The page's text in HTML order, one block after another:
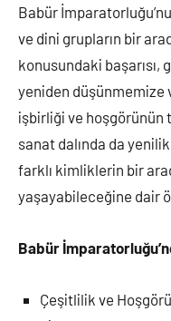
Babür
ve dini grupların bir
konusundaki başarısı,
yeniden
işbirliği ve hoşgörünün
sanat dalında da
farklı kimliklerin bir
yaşayabileceğine dair
Babür
Çeşitlilik ve